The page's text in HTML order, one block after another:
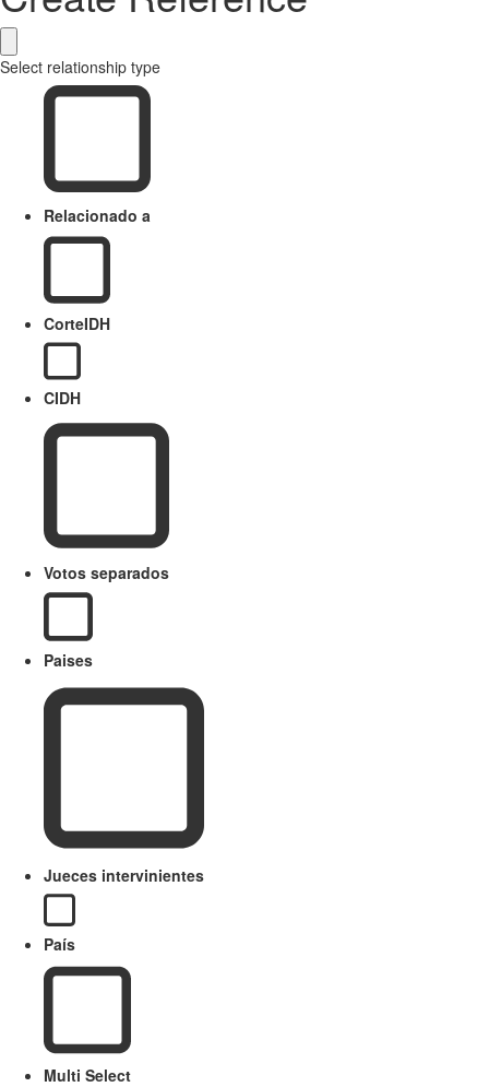
Select relationship type
Relacionado a
CorteIDH
CIDH
Votos separados
Paises
Jueces intervinientes
País
Multi Select